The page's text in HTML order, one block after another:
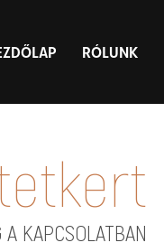
RÓLUNK
A KAPCSOLATBAN